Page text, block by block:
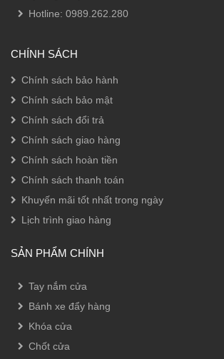
Hotline: 0989.262.280
CHÍNH SÁCH
Chính sách bảo hành
Chính sách bảo mật
Chính sách đổi trả
Chính sách giao hàng
Chính sách hoàn tiền
Chính sách thanh toán
Khuyến mãi tốt nhất trong ngày
Lịch trình giao hàng
SẢN PHẨM CHÍNH
Tay nắm cửa
Bánh xe đẩy hàng
Khóa cửa
Chốt cửa